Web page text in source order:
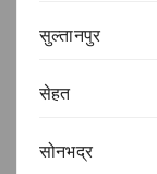
सुल्तानपुर
सेहत
सोनभद्र